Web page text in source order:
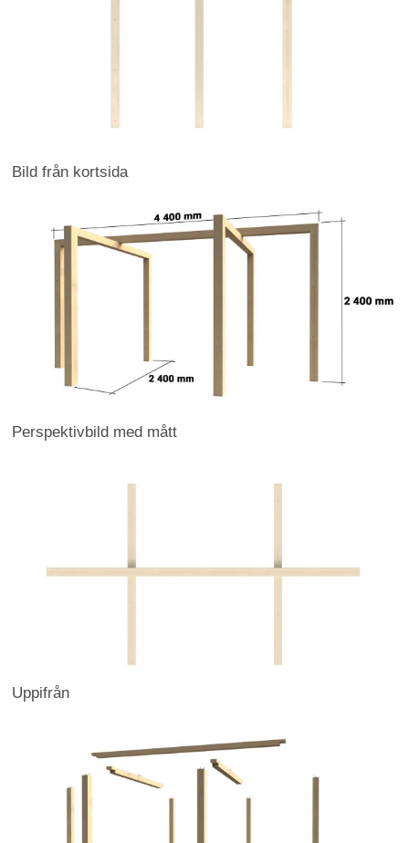
Bild från kortsida
Perspektivbild med mått
Uppifrån